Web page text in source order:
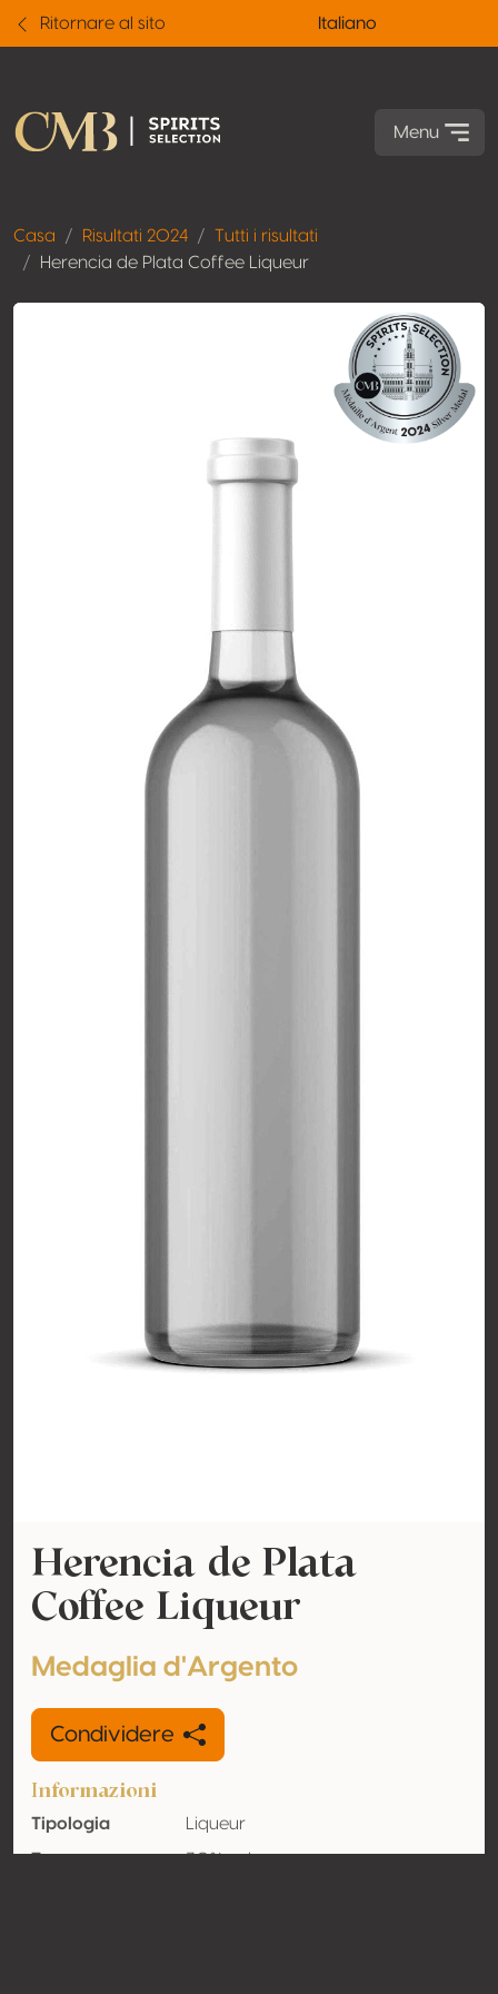
Ritornare al sito Italiano
Menu
Casa Risultati 2024
Tutti i risultati
Herencia de Plata Coffee Liqueur
Herencia de Plata
Coffee Liqueur
Medaglia d'Argento
Condividere
Informazioni
Tipologia
Liqueur
Tenore
30% vol